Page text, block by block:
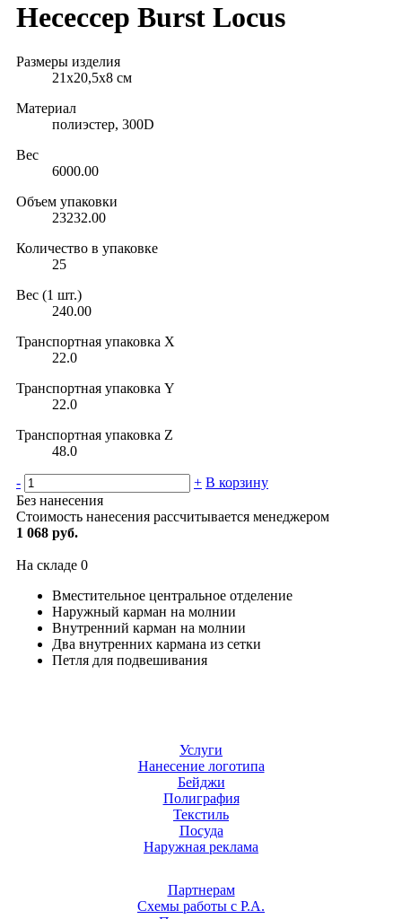
Несессер Burst Locus
Размеры изделия
21x20,5x8 см
Материал
полиэстер, 300D
Вес
6000.00
Объем упаковки
23232.00
Количество в упаковке
25
Вес (1 шт.)
240.00
Транспортная упаковка X
22.0
Транспортная упаковка Y
22.0
Транспортная упаковка Z
48.0
- + В корзину
Без нанесения
Стоимость нанесения рассчитывается менеджером
1 068 руб.
На складе 0
Вместительное центральное отделение
Наружный карман на молнии
Внутренний карман на молнии
Два внутренних кармана из сетки
Петля для подвешивания
Услуги
Нанесение логотипа
Бейджи
Полиграфия
Текстиль
Посуда
Наружная реклама
Партнерам
Схемы работы с Р.А.